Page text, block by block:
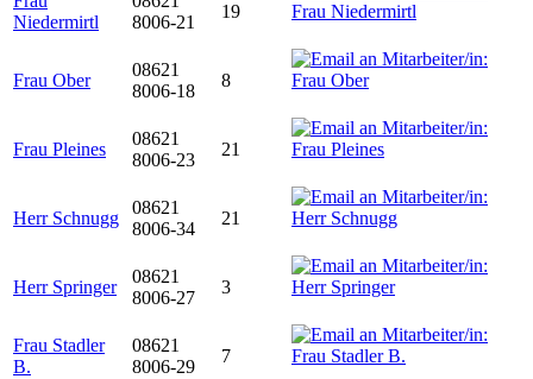
Niedermirtl
8006-21
19
Frau Ober
08621
8006-18
8
Frau Pleines
08621
8006-23
21
Herr Schnugg
08621
8006-34
21
Herr Springer
08621
8006-27
3
Frau Stadler
B.
08621
8006-29
7